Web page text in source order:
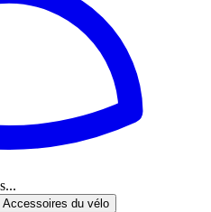
Accessoires du vélo